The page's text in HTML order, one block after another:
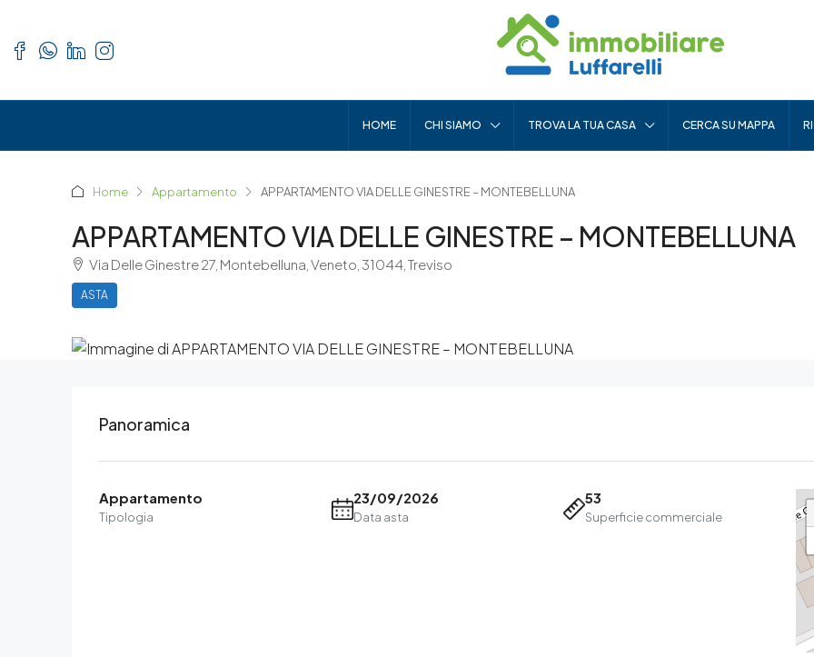
HOME CHI SIAMO TROVA LA TUA CASA CERCA SU MAPPA
Home Appartamento APPARTAMENTO VIA DELLE GINESTRE – MONTEBELLUNA
APPARTAMENTO VIA DELLE GINESTRE – MONTEBELLUNA
Via Delle Ginestre 27, Montebelluna, Veneto, 31044, Treviso
ASTA
Panoramica
Appartamento
Tipologia
23/09/2026
Data asta
53
Superficie commerciale